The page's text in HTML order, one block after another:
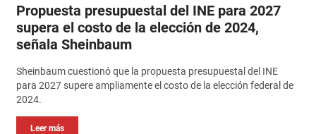
Propuesta presupuestal del INE para 2027
supera el costo de la elección de 2024,
señala Sheinbaum
Sheinbaum cuestionó que la propuesta presupuestal del INE
para 2027 supere ampliamente el costo de la elección federal de
2024.
Leer más